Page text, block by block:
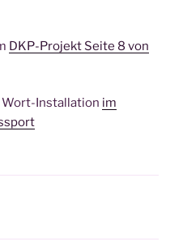
DKP-Projekt Seite 8 von
Wort-Installation im